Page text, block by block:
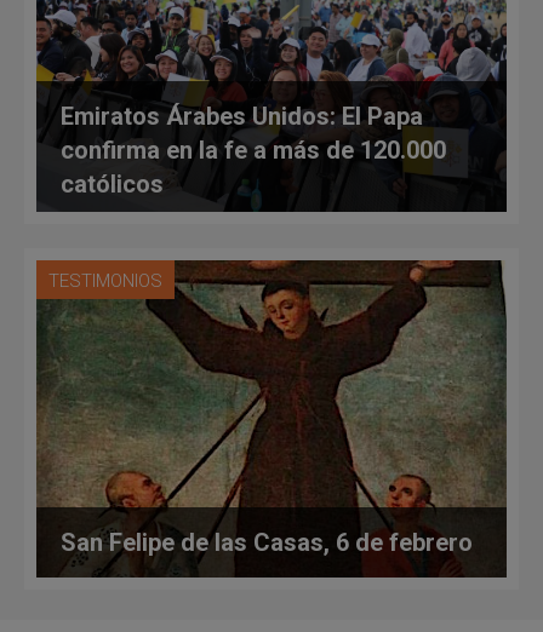
Emiratos Árabes Unidos: El Papa
confirma en la fe a más de 120.000
católicos
TESTIMONIOS
San Felipe de las Casas, 6 de febrero